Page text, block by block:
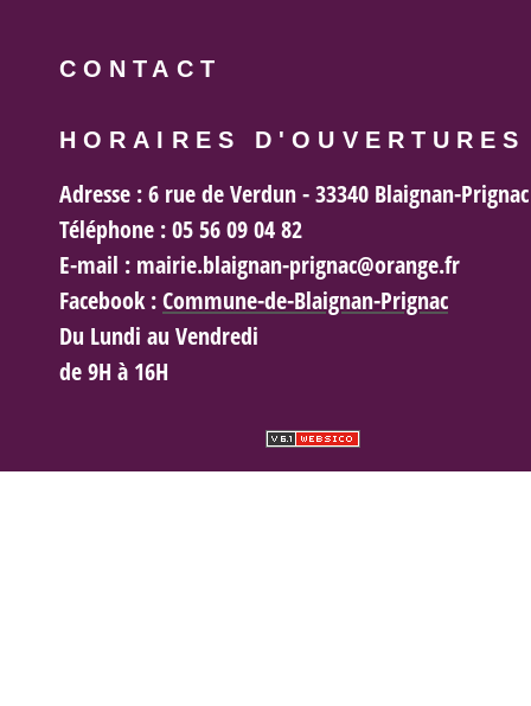
CONTACT
HORAIRES D'OUVERTURES
Adresse :6 rue de Verdun - 33340 Blaignan-Prignac
Téléphone :05 56 09 04 82
E-mail : mairie.blaignan-prignac@orange.fr
Facebook :Commune-de-Blaignan-Prignac
Du Lundi au Vendredi
de 9H à 16H